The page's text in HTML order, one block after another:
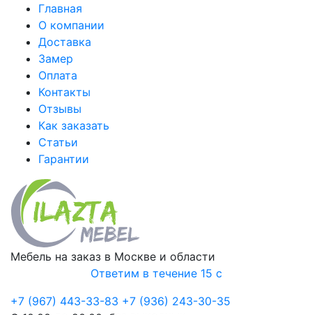
Главная
О компании
Доставка
Замер
Оплата
Контакты
Отзывы
Как заказать
Статьи
Гарантии
Мебель на заказ в Москве и области
Ответим в течение 15 с
+7 (967) 443-33-83 +7 (936) 243-30-35